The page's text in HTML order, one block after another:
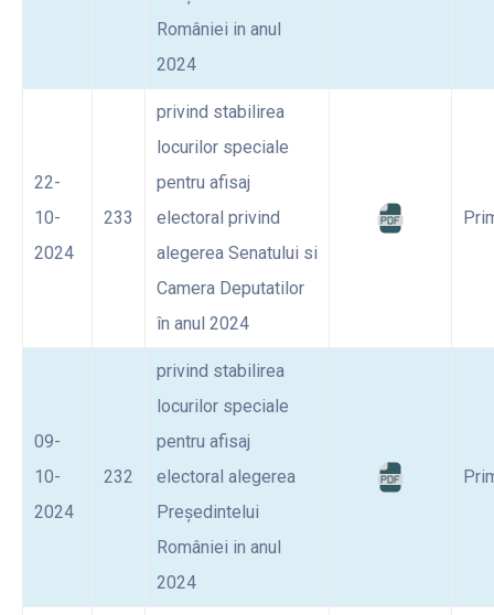
României in anul
2024
22-
10-
2024
233
privind stabilirea
locurilor speciale
pentru afisaj
electoral privind
alegerea Senatului si
Camera Deputatilor
în anul 2024
09-
10-
2024
232
privind stabilirea
locurilor speciale
pentru afisaj
electoral alegerea
Președintelui
României in anul
2024